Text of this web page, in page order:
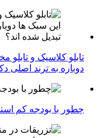
تابلو کلاسیک و
دوباره به ترند اصلی
چطور با بودجه کم